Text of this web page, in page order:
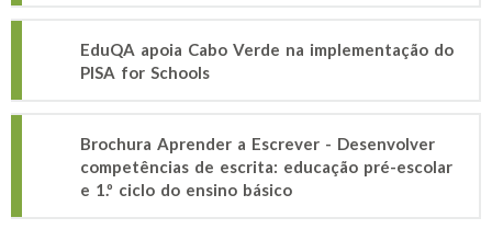
EduQA apoia Cabo Verde na implementação do
PISA for Schools
Brochura Aprender a Escrever - Desenvolver
competências de escrita: educação pré-escolar
e 1.º ciclo do ensino básico